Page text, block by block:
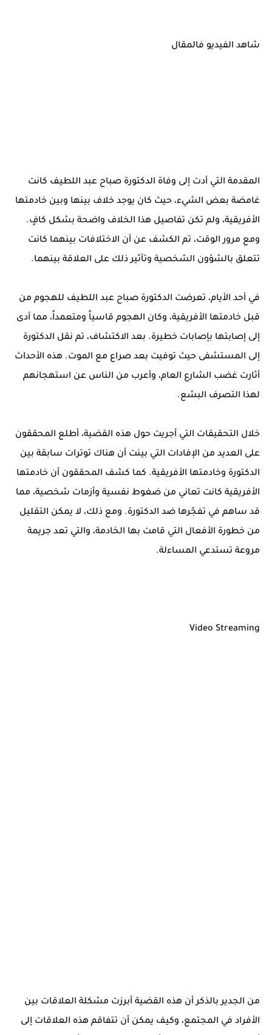
شاهد الفيديو فالمقال
المقدمة التي أدت إلى وفاة الدكتورة صباح عبد اللطيف كانت
غامضة بعض الشيء، حيث كان يوجد خلاف بينها وبين خادمتها
الأفريقية، ولم تكن تفاصيل هذا الخلاف واضحة بشكل كافٍ.
ومع مرور الوقت، تم الكشف عن أن الاختلافات بينهما كانت
تتعلق بالشؤون الشخصية وتأثير ذلك على العلاقة بينهما.
في أحد الأيام، تعرضت الدكتورة صباح عبد اللطيف للهجوم من
قبل خادمتها الأفريقية، وكان الهجوم قاسياً ومتعمداً، مما أدى
إلى إصابتها بإصابات خطيرة. بعد الاكتشاف، تم نقل الدكتورة
إلى المستشفى حيث توفيت بعد صراع مع الموت. هذه الأحداث
أثارت غضب الشارع العام، وأعرب من الناس عن استهجانهم
لهذا التصرف البشع.
خلال التحقيقات التي أجريت حول هذه القضية، أطلع المحققون
على العديد من الإفادات التي بينت أن هناك توترات سابقة بين
الدكتورة وخادمتها الأفريقية. كما كشف المحققون أن خادمتها
الأفريقية كانت تعاني من ضغوط نفسية وأزمات شخصية، مما
قد ساهم في تفجّرها ضد الدكتورة. ومع ذلك، لا يمكن التقليل
من خطورة الأفعال التي قامت بها الخادمة، والتي تعد جريمة
مروعة تستدعي المساءلة.
Video Streaming
من الجدير بالذكر أن هذه القضية أبرزت مشكلة العلاقات بين
الأفراد في المجتمع، وكيف يمكن أن تتفاقم هذه العلاقات إلى